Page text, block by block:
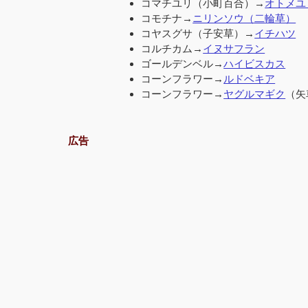
コマチユリ（小町百合）→ オトメユ
コモチナ→ ニリンソウ（二輪草）
コヤスグサ（子安草）→ イチハツ
コルチカム→ イヌサフラン
ゴールデンベル→ハイビスカス
コーンフラワー→ ルドベキア
コーンフラワー→ ヤグルマギク （
広告